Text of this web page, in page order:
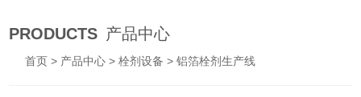
PRODUCTS 产品中心
首页 > 产品中心 >栓剂设备 > 铝箔栓剂生产线